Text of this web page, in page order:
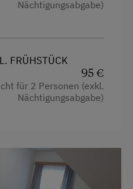
Nächtigungsabgabe)
FRÜHSTÜCK
95 €
für 2 Personen (exkl.
Nächtigungsabgabe)